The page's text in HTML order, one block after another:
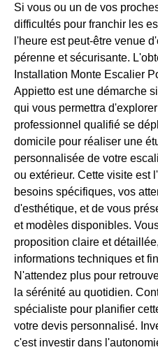
Si vous ou un de vos
difficultés pour franchir les
l'heure est peut-être venue
pérenne et sécurisante.
Installation Monte Escalier
Appietto est une démarche
qui vous permettra
professionnel qualifié se
domicile pour réaliser une
personnalisée de votre
ou extérieur. Cette visite est
besoins spécifiques, vos
d'esthétique, et de vous
et modèles disponibles.
proposition claire et
informations techniques et
N'attendez plus pour
la sérénité au quotidien.
spécialiste pour planifier
votre devis personnalisé.
c'est investir dans